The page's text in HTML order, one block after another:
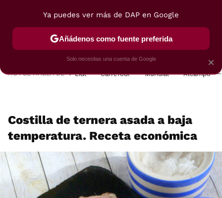
POSTRES VIAJES SELECCIÓN VEGUI
HOY SE HABLA DE Lidl Carrefour Mundial Alcampo
Costilla de ternera asada a baja
temperatura. Receta económica
×
Ya puedes ver más de DAP en Google
Añádenos como fuente preferida
Solo necesitas una cuenta de Google